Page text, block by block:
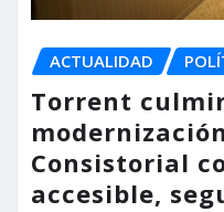
ACTUALIDAD
Torrent
Consistorial
accesible,